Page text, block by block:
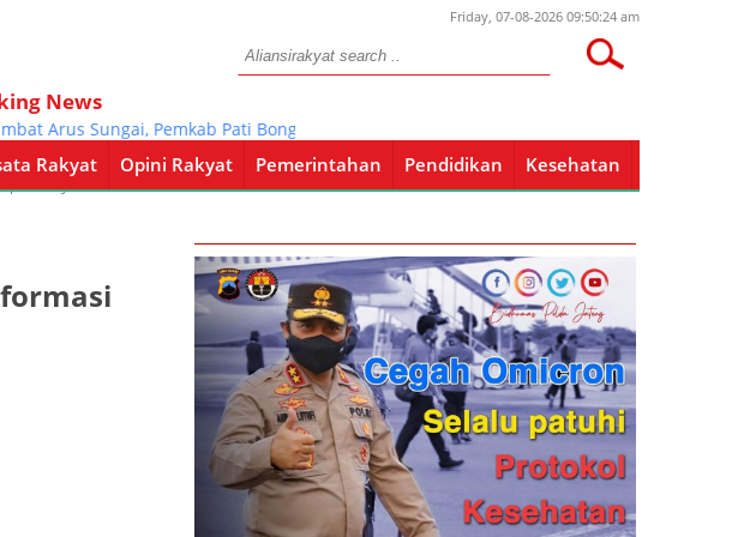
Friday, 07-08-2026 09:50:24 am
News
Sungai, Pemkab Pati Bongkar Jembatan di Jalan Pati- Juwana
Rakyat Opini Rakyat Pemerintahan Pendidikan Kesehatan
Opini Rakyat Pemerintahan Pendidikan Kesehatan